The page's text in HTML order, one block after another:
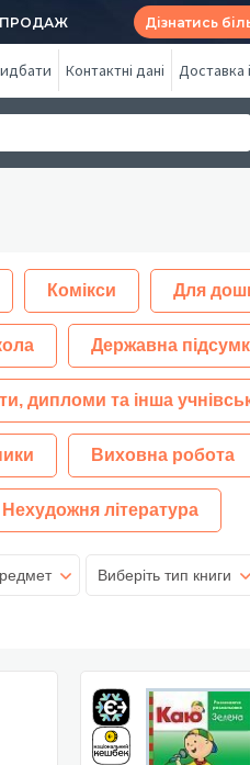
Дізнатись
Контактні дані Доставка
Комікси Для
Державна
дипломи та інша
Виховна робота
Нехудожня література
Виберіть тип книги